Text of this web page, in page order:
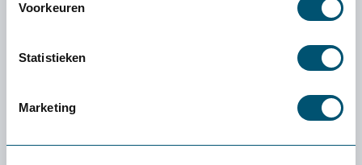
Voorkeuren
Statistieken
Marketing
Ervaren of een product
proefplaatsing van
Health2Work